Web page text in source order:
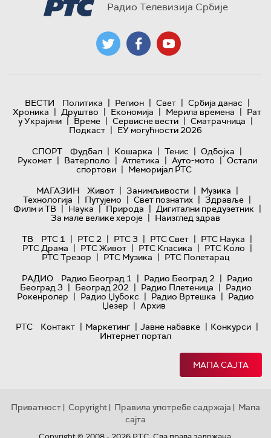
Радио Телевизија Србије
ВЕСТИ Политика | Регион | Свет | Србија данас |
Хроника | Друштво | Економија | Мерила времена | Рат
у Украјини | Време | Сервисне вести | Сматрачница |
Подкаст | ЕУ могућности 2026
СПОРТ
Фудбал | Кошарка | Тенис | Одбојка |
Рукомет | Ватерполо | Атлетика | Ауто-мото | Остали
спортови | Меморијал РТС
МАГАЗИН
Живот | Занимљивости | Музика |
Технологијa | Путујемо | Свет познатих | Здравље |
Филм и ТВ | Наука | Природа | Дигитални предузетник |
За мале велике хероје | Наизглед здрав
ТВ
РТС 1 | РТС 2 | РТС 3 | РТС Свет | РТС Наука |
РТС Драма | РТС Живот | РТС Класика | РТС Коло |
РТС Трезор | РТС Музика | РТС Полетарац
РАДИО
Радио Београд 1 | Радио Београд 2 | Радио
Београд 3 | Београд 202 | Радио Плетеница | Радио
Рокенролер | Радио Џубокс | Радио Вртешка | Радио
Џезер | Архив
РТС
Контакт | Маркетинг | Јавне набавке | Конкурси |
Интернет портал
МАПА САЈТА
Приватност | Copyright | Правила употребе садржаја | Мапа
сајта